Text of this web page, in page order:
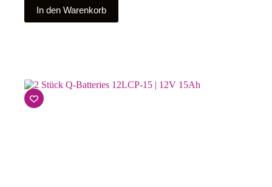
In den Warenkorb